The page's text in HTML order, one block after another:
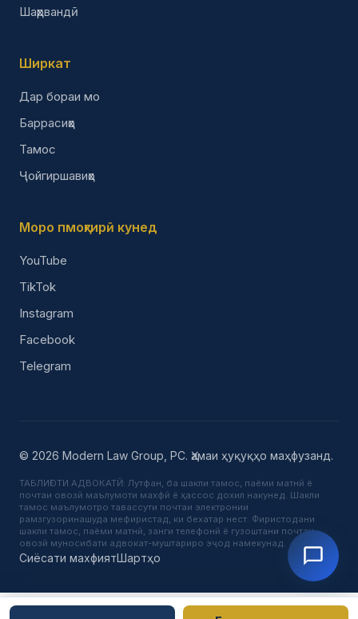
Шаҳрвандӣ
Ширкат
Дар бораи мо
Баррасиҳо
Тамос
Ҷойгиршавиҳо
Моро пмоҳгирӣ кунед
YouTube
TikTok
Instagram
Facebook
Telegram
© 2026 Modern Law Group, PC. Ҳамаи ҳуқуқҳо маҳфузанд.
ТАБЛИҒОТИ АДВОКАТӢ: Лутфан, ба шакли тамос, паёми матнӣ ё
почтаи овозӣ маълумоти махфӣ ё ҳассос дохил накунед. Шакли
тамос маълумотро тавассути почтаи электронии
рамзгузоринашуда мефиристад, ки бехатар нест. Фиристодани
шакли тамос, паёми матнӣ, занги телефонӣ ё гузоштани почтаи
овозӣ муносибати адвокат-муштариро эҷод намекунад.
Сиёсати махфиятШартҳо